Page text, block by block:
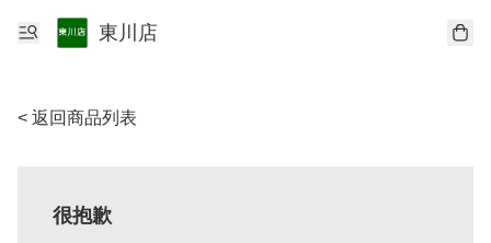
東川店
< 返回商品列表
很抱歉